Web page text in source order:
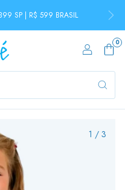
SP | R$ 599 BRASIL
0
1 / 3